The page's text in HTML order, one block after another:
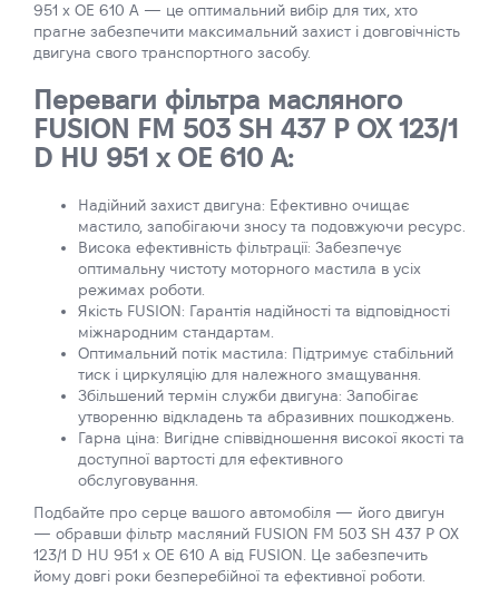
951 x OE 610 A — це оптимальний вибір для тих, хто
прагне забезпечити максимальний захист і довговічність
двигуна свого транспортного засобу.
Переваги фільтра масляного
FUSION FM 503 SH 437 P OX 123/1
D HU 951 x OE 610 A:
Надійний захист двигуна: Ефективно очищає
мастило, запобігаючи зносу та подовжуючи ресурс.
Висока ефективність фільтрації: Забезпечує
оптимальну чистоту моторного мастила в усіх
режимах роботи.
Якість FUSION: Гарантія надійності та відповідності
міжнародним стандартам.
Оптимальний потік мастила: Підтримує стабільний
тиск і циркуляцію для належного змащування.
Збільшений термін служби двигуна: Запобігає
утворенню відкладень та абразивних пошкоджень.
Гарна ціна: Вигідне співвідношення високої якості та
доступної вартості для ефективного
обслуговування.
Подбайте про серце вашого автомобіля — його двигун
— обравши фільтр масляний FUSION FM 503 SH 437 P OX
123/1 D HU 951 x OE 610 A від FUSION. Це забезпечить
йому довгі роки безперебійної та ефективної роботи.